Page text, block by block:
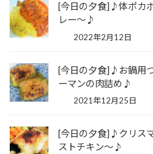
[今日の夕食]♪体ポカ
レー～♪
2022年2月12日
[今日の夕食]♪お鍋用
ーマンの肉詰め♪
2021年12月25日
[今日の夕食]♪クリス
ストチキン～♪